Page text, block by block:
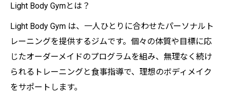
Light Body Gymとは？
Light Body Gym は、一人ひとりに合わせたパーソナルト
レーニングを提供するジムです。個々の体質や目標に応
じたオーダーメイドのプログラムを組み、無理なく続け
られるトレーニングと食事指導で、理想のボディメイク
をサポートします。